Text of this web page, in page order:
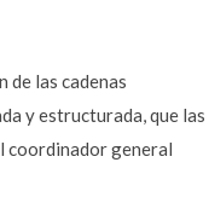
de las cadenas
y estructurada, que las
coordinador general